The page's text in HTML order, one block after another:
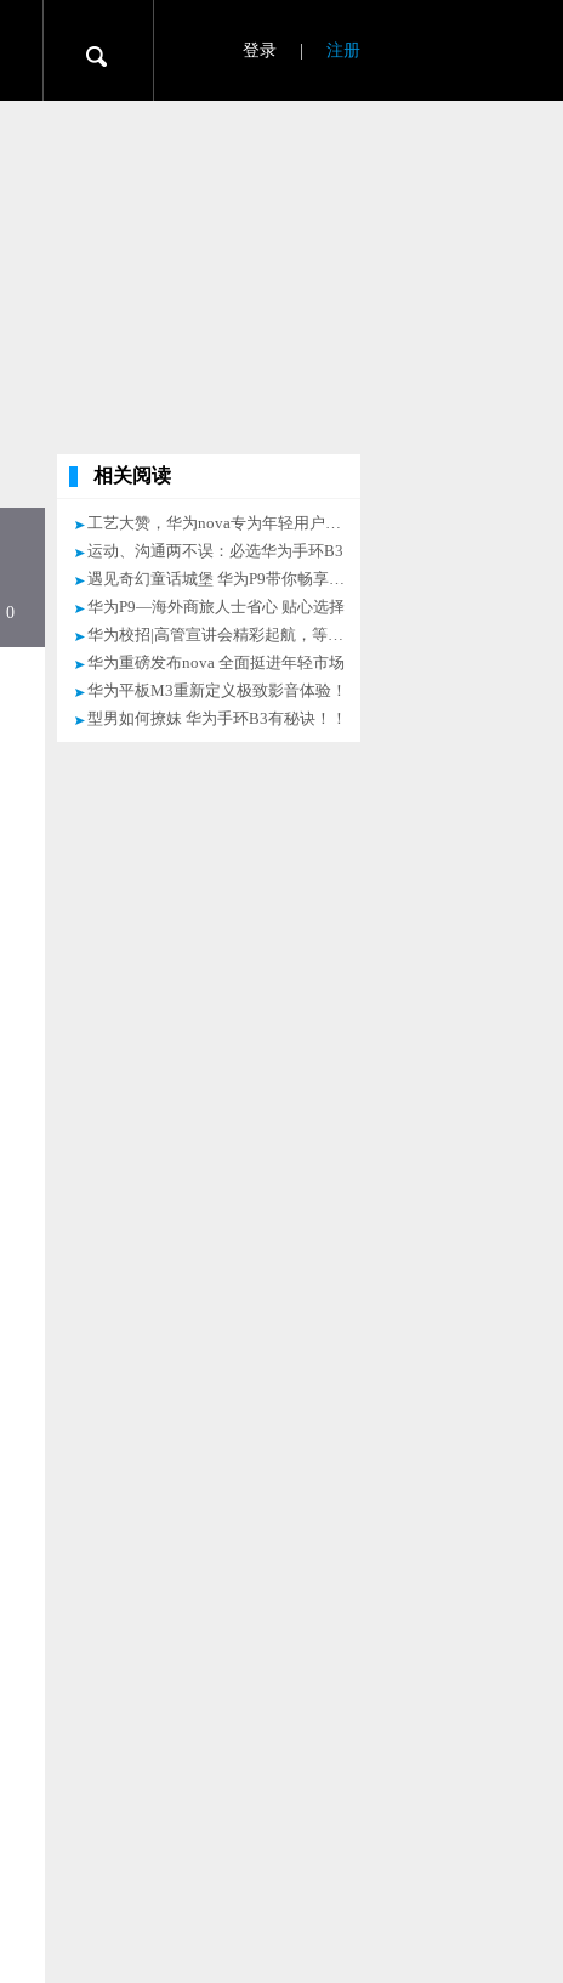
登录 注册
0
相关阅读
工艺大赞，华为nova专为年轻用户打造
运动、沟通两不误：必选华为手环B3
遇见奇幻童话城堡 华为P9带你畅享童趣
华为P9—海外商旅人士省心 贴心选择
华为校招|高管宣讲会精彩起航，等你！
华为重磅发布nova 全面挺进年轻市场
华为平板M3重新定义极致影音体验！
型男如何撩妹 华为手环B3有秘诀！！